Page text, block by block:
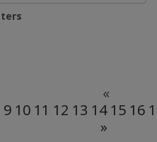
«
9 10 11 12 13 14 15 16
»